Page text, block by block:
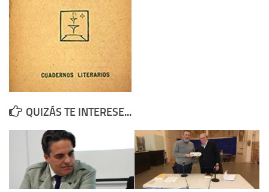
Informe Represión en Toledo 1936-1947 | Buscador
Informe de la fosa de abril de 1939 de Tembleque
Enciclopedia Republicana
Militantes históricos IR
Izquierda Republicana. Agrupaciones y Militantes (1934-1939)
Izquierda Republicana. Navarra
Izquierda Republicana. Galicia
Textos esenciales del republicanismo
QUIZÁS TE INTERESE...